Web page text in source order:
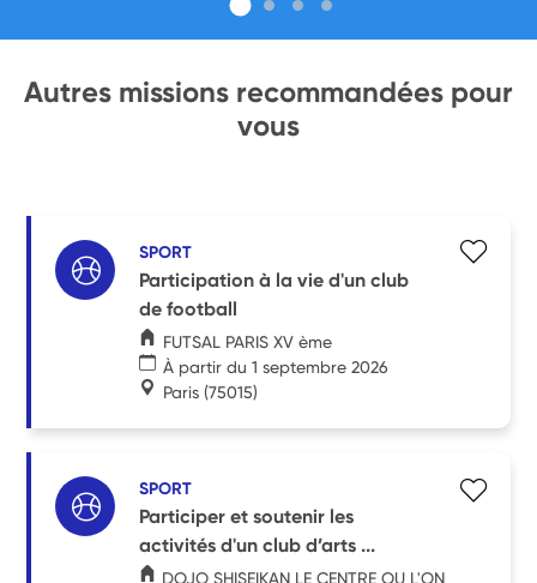
Autres missions recommandées pour
vous
SPORT
Participation à la vie d'un club
de football
FUTSAL PARIS XV ème
À partir du 1 septembre 2026
Paris (75015)
SPORT
Participer et soutenir les
activités d'un club d’arts ...
DOJO SHISEIKAN LE CENTRE OU L'ON